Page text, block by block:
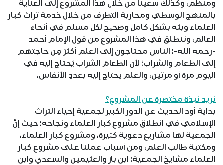
ومنظم، وكذلك سعينا من خلال هذا المشروع إلى العناية
بالمنهج الوسطي ومحاربة التطرف من خلال خدمة تراث كبار
العلماء وبثه بشكل كامل وصحيح لكل مسلم في أنحاء
العالم، وننطلق في هذا المشروع من قول الإمام أحمد
-رحمه الله-: الناس محتاجون إلى العلم أكثرَ مِن حاجتهم
إلى الطعام والشراب؛ لأن الطعامَ الشراب يُحتاج إليه في
اليوم مرة أو مرتين، والعلم يحتاج إليه بعددِ الأنفاس.
نريد نبذة مختصرة عن المشروع؟
بداية أود الحديث عن الدور الكبير لجمعية إحياء التراث
الإسلامي في انطلاق مشروع كبار العلماء ونجاحه؛ حيث إنَّ
الجمعية لها مشاريع دعوية كثيرة، ومشروع كبار العلماء،
ومكتبة طالب العلم، ومن أسباب عملنا على مشروع كبار
العلماء مشايخ الجمعية: ابن باز والعثيمين والسعدي وابن